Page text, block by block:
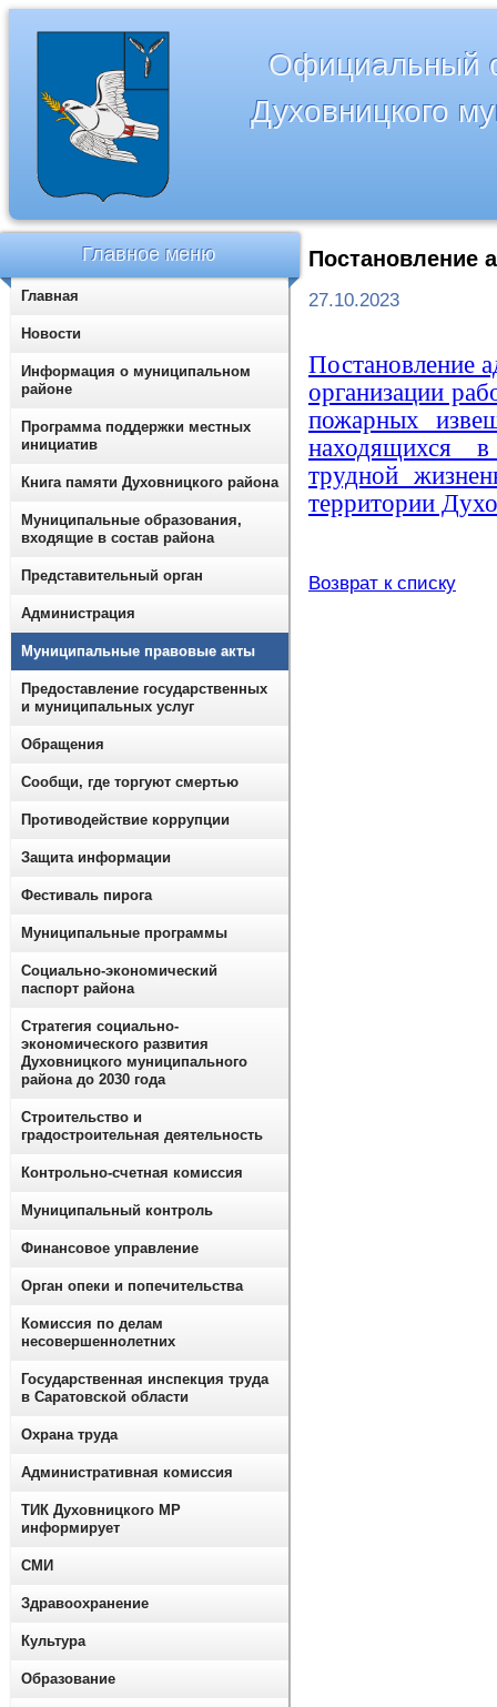
Официальный
Духовницкого
Постановление
27.10.2023
Постановление
организации
пожарных
находящихся
трудной
территории
Возврат к списку
Главное меню
Главная
Новости
Информация о муниципальном
районе
Программа поддержки местных
инициатив
Книга памяти Духовницкого района
Муниципальные образования,
входящие в состав района
Представительный орган
Администрация
Муниципальные правовые акты
Предоставление государственных
и муниципальных услуг
Обращения
Сообщи, где торгуют смертью
Противодействие коррупции
Защита информации
Фестиваль пирога
Муниципальные программы
Социально-экономический
паспорт района
Стратегия социально-
экономического развития
Духовницкого муниципального
района до 2030 года
Строительство и
градостроительная деятельность
Контрольно-счетная комиссия
Муниципальный контроль
Финансовое управление
Орган опеки и попечительства
Комиссия по делам
несовершеннолетних
Государственная инспекция труда
в Саратовской области
Охрана труда
Административная комиссия
ТИК Духовницкого МР
информирует
СМИ
Здравоохранение
Культура
Образование